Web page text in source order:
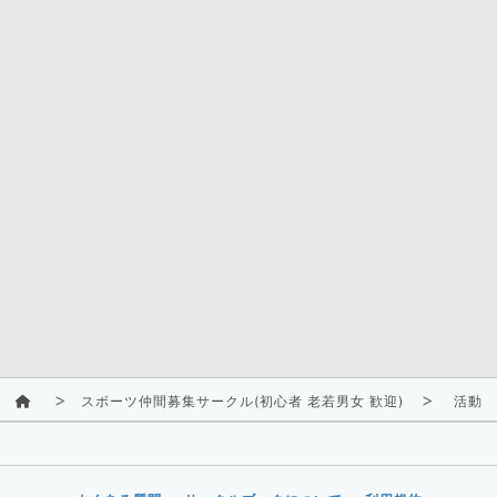
スボーツ仲間募集サークル(初心者 老若男女 歓迎) 活動